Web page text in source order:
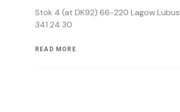
Stok 4 (at DK92) 66-220 Lagow
341 24 30
READ MORE